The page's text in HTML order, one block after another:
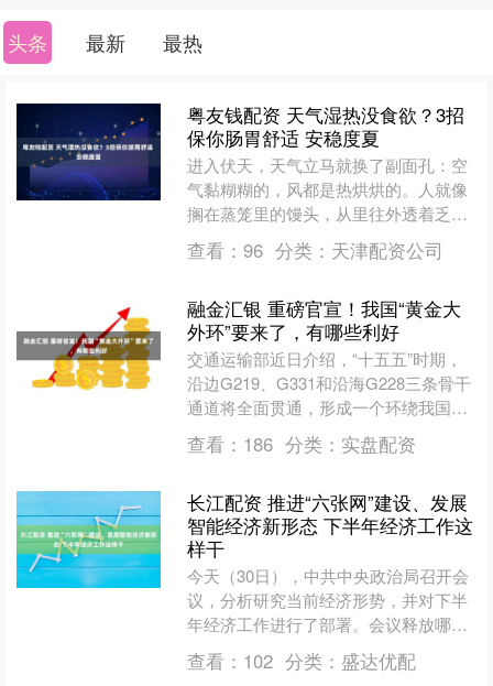
头条 最新 最热
粤友钱配资 天气湿热没食欲？3招
保你肠胃舒适 安稳度夏
进入伏天，天气立马就换了副面孔：空
气黏糊糊的，风都是热烘烘的。人就像
搁在蒸笼里的馒头，从里往外透着乏，
身体最明显的表现就是不觉得饿，看见
油大的食物甚至有不舒服的....
查看： 96 分类： 天津配资公司
融金汇银 重磅官宣！我国“黄金大
外环”要来了，有哪些利好
交通运输部近日介绍，“十五五”时期，
沿边G219、G331和沿海G228三条骨干
通道将全面贯通，形成一个环绕我国沿
边沿海的“黄金大外环”。 这条交通大环
线，不仅....
查看： 186 分类： 实盘配资
长江配资 推进“六张网”建设、发展
智能经济新形态 下半年经济工作这
样干
今天（30日），中共中央政治局召开会
议，分析研究当前经济形势，并对下半
年经济工作进行了部署。会议释放哪些
重磅信号？下半年经济工作如何发力？
来看一组解读。 下半年....
查看： 102 分类： 盛达优配